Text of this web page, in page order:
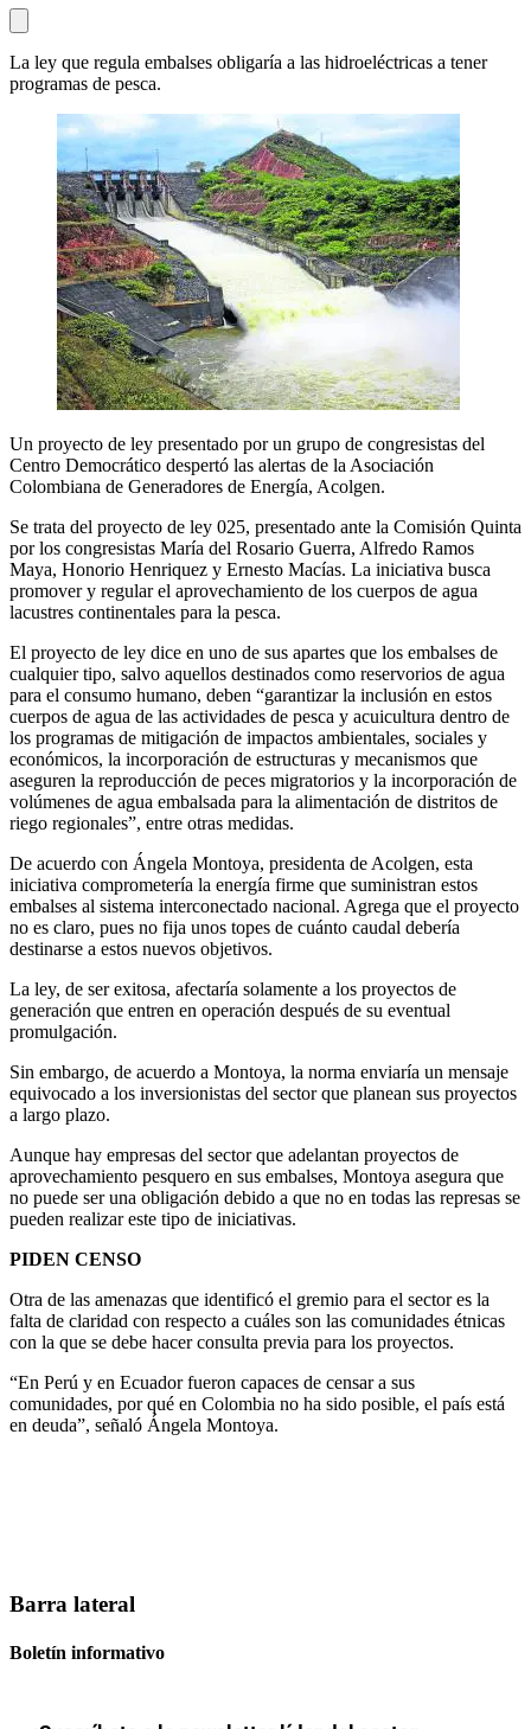
La ley que regula embalses obligaría a las hidroeléctricas a tener
programas de pesca.
Un proyecto de ley presentado por un grupo de congresistas del
Centro Democrático despertó las alertas de la Asociación
Colombiana de Generadores de Energía, Acolgen.
Se trata del proyecto de ley 025, presentado ante la Comisión Quinta
por los congresistas María del Rosario Guerra, Alfredo Ramos
Maya, Honorio Henriquez y Ernesto Macías. La iniciativa busca
promover y regular el aprovechamiento de los cuerpos de agua
lacustres continentales para la pesca.
El proyecto de ley dice en uno de sus apartes que los embalses de
cualquier tipo, salvo aquellos destinados como reservorios de agua
para el consumo humano, deben “garantizar la inclusión en estos
cuerpos de agua de las actividades de pesca y acuicultura dentro de
los programas de mitigación de impactos ambientales, sociales y
económicos, la incorporación de estructuras y mecanismos que
aseguren la reproducción de peces migratorios y la incorporación de
volúmenes de agua embalsada para la alimentación de distritos de
riego regionales”, entre otras medidas.
De acuerdo con Ángela Montoya, presidenta de Acolgen, esta
iniciativa comprometería la energía firme que suministran estos
embalses al sistema interconectado nacional. Agrega que el proyecto
no es claro, pues no fija unos topes de cuánto caudal debería
destinarse a estos nuevos objetivos.
La ley, de ser exitosa, afectaría solamente a los proyectos de
generación que entren en operación después de su eventual
promulgación.
Sin embargo, de acuerdo a Montoya, la norma enviaría un mensaje
equivocado a los inversionistas del sector que planean sus proyectos
a largo plazo.
Aunque hay empresas del sector que adelantan proyectos de
aprovechamiento pesquero en sus embalses, Montoya asegura que
no puede ser una obligación debido a que no en todas las represas se
pueden realizar este tipo de iniciativas.
PIDEN CENSO
Otra de las amenazas que identificó el gremio para el sector es la
falta de claridad con respecto a cuáles son las comunidades étnicas
con la que se debe hacer consulta previa para los proyectos.
“En Perú y en Ecuador fueron capaces de censar a sus
comunidades, por qué en Colombia no ha sido posible, el país está
en deuda”, señaló Ángela Montoya.
Barra lateral
Boletín informativo